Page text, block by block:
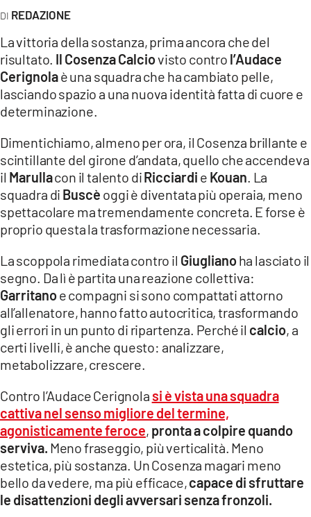
LACONAIR.IT
LACITYMAG.IT
ILREGGINO.IT
ILVIBONESE.IT
CATANZAROCHANNEL.IT
LACAPITALENEWS.IT
ANDROID
APPLE
REDAZIONE
La vittoria della sostanza, prima ancora che del
risultato. Il Cosenza Calciovisto contro l’Audace
Cerignolaè una squadra che ha cambiato pelle,
lasciando spazio a una nuova identità fatta di cuore e
determinazione.
Dimentichiamo, almeno per ora, il Cosenza brillante e
scintillante del girone d’andata, quello che accendeva
il Marullacon il talento diRicciardi e Kouan . La
squadra di Buscè oggi è diventata più operaia, meno
spettacolare ma tremendamente concreta. E forse è
proprio questa la trasformazione necessaria.
La scoppola rimediata contro il Giuglianoha lasciato il
segno. Da lì è partita una reazione collettiva:
Garritanoe compagni si sono compattati attorno
all’allenatore, hanno fatto autocritica, trasformando
gli errori in un punto di ripartenza. Perché il calcio, a
certi livelli, è anche questo: analizzare,
metabolizzare, crescere.
Contro l’Audace Cerignola si è vista una squadra
cattiva nel senso migliore del termine,
agonisticamente feroce, pronta a colpire quando
serviva. Meno fraseggio, più verticalità. Meno
estetica, più sostanza. Un Cosenza magari meno
bello da vedere, ma più efficace,capace di sfruttare
le disattenzioni degli avversari senza fronzoli.